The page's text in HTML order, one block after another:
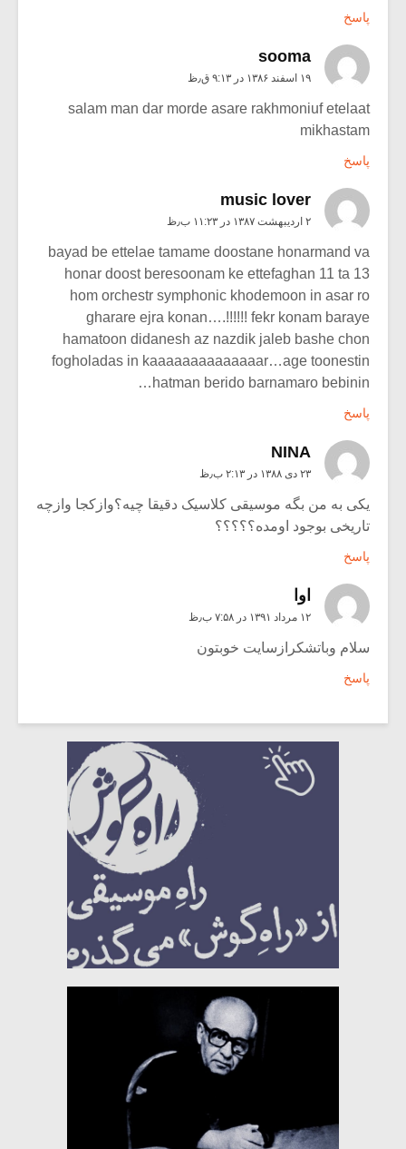
پاسخ
sooma
۱۹ اسفند ۱۳۸۶ در ۹:۱۳ ق٫ظ
salam man dar morde asare rakhmoniuf etelaat
mikhastam
پاسخ
music lover
۲ اردیبهشت ۱۳۸۷ در ۱۱:۲۳ ب٫ظ
bayad be ettelae tamame doostane honarmand va
honar doost beresoonam ke ettefaghan 11 ta 13
hom orchestr symphonic khodemoon in asar ro
gharare ejra konan….!!!!!! fekr konam baraye
hamatoon didanesh az nazdik jaleb bashe chon
fogholadas in kaaaaaaaaaaaaaar…age toonestin
hatman berido barnamaro bebinin…
پاسخ
NINA
۲۳ دی ۱۳۸۸ در ۲:۱۳ ب٫ظ
یکی به من بگه موسیقی کلاسیک دقیقا چیه؟وازکجا وازچه
تاریخی بوجود اومده؟؟؟؟؟
پاسخ
اوا
۱۲ مرداد ۱۳۹۱ در ۷:۵۸ ب٫ظ
سلام وباتشکرازسایت خوبتون
پاسخ